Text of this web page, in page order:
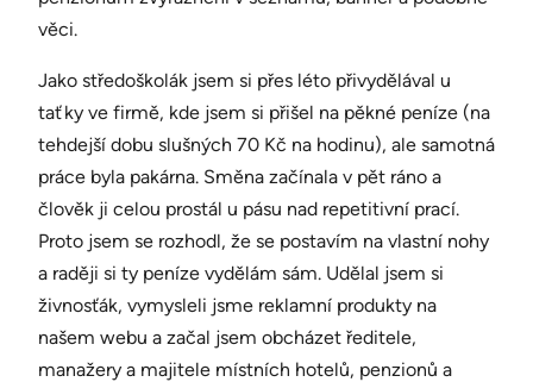
věci.
Jako středoškolák jsem si přes léto přivydělával u
taťky ve firmě, kde jsem si přišel na pěkné peníze (na
tehdejší dobu slušných 70 Kč na hodinu), ale samotná
práce byla pakárna. Směna začínala v pět ráno a
člověk ji celou prostál u pásu nad repetitivní prací.
Proto jsem se rozhodl, že se postavím na vlastní nohy
a raději si ty peníze vydělám sám. Udělal jsem si
živnosťák, vymysleli jsme reklamní produkty na
našem webu a začal jsem obcházet ředitele,
manažery a majitele místních hotelů, penzionů a